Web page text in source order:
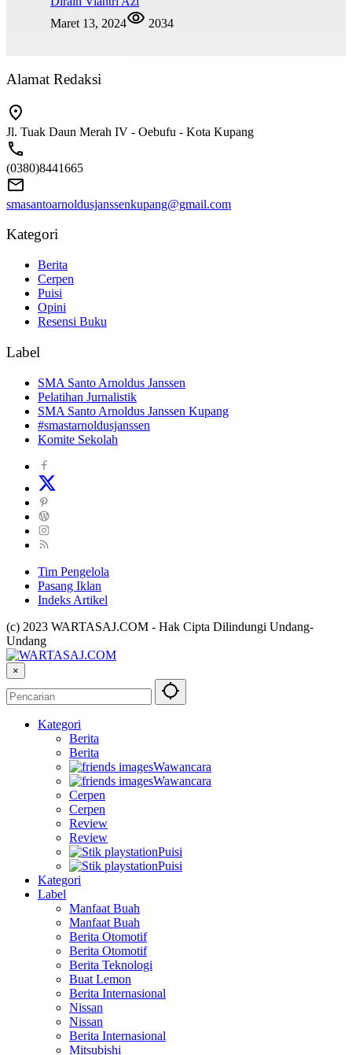
Maret 13, 2024
2034
Alamat Redaksi
Jl. Tuak Daun Merah IV - Oebufu - Kota Kupang
(0380)8441665
smasantoarnoldusjanssenkupang@gmail.com
Kategori
Berita
Cerpen
Puisi
Opini
Resensi Buku
Label
SMA Santo Arnoldus Janssen
Pelatihan Jurnalistik
SMA Santo Arnoldus Janssen Kupang
#smastarnoldusjanssen
Komite Sekolah
Tim Pengelola
Pasang Iklan
Indeks Artikel
(c) 2023 WARTASAJ.COM - Hak Cipta Dilindungi Undang-
Undang
×
Kategori
Berita
Berita
Wawancara
Wawancara
Cerpen
Cerpen
Review
Review
Puisi
Puisi
Kategori
Label
Manfaat Buah
Manfaat Buah
Berita Otomotif
Berita Otomotif
Berita Teknologi
Buat Lemon
Berita Internasional
Nissan
Nissan
Berita Internasional
Mitsubishi